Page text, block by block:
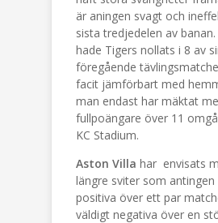
är aningen svagt och
sista tredjedelen av
hade Tigers nollats i 8 av
föregående
facit jämförbart med
man endast har mäktat
fullpoängare över 11
KC Stadium.
Aston Villa har envisats
längre sviter som
positiva över ett par
väldigt negativa över en